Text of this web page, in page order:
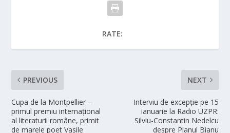
RATE:
PREVIOUS
Cupa de la Montpellier –
primul premiu internațional
al literaturii române, primit
de marele poet Vasile
NEXT
Interviu de excepție pe 15
ianuarie la Radio UZPR:
Silviu-Constantin Nedelcu
despre Planul Bianu